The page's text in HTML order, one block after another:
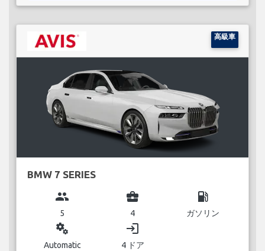
高級車
BMW 7 SERIES
group
5
business_center
4
local_gas_station
ガソリン
miscellaneous_services
Automatic
login
4 ドア